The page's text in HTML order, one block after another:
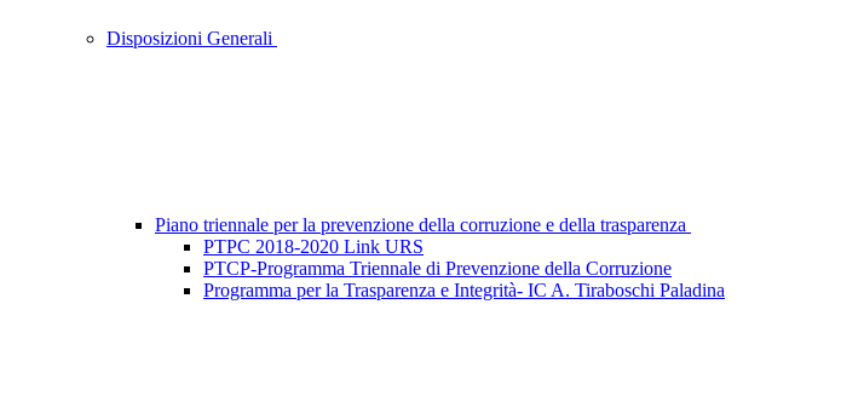
Disposizioni Generali
Piano triennale per la prevenzione della corruzione e della trasparenza
PTPC 2018-2020 Link URS
PTCP-Programma Triennale di Prevenzione della Corruzione
Programma per la Trasparenza e Integrità- IC A. Tiraboschi Paladina